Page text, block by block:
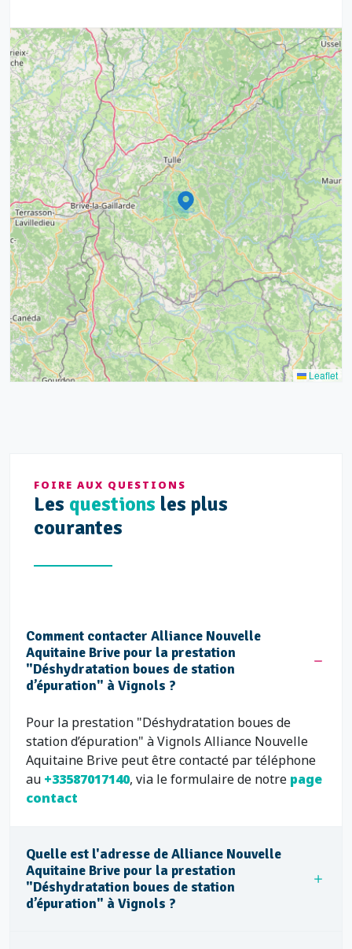
3
5
13
6
9
6
5
6
6
12
7
8
6
7
4
5
20
15
10
8
17
17
Leaflet
FOIRE AUX QUESTIONS
Les questions les plus
courantes
Comment contacter Alliance Nouvelle
Aquitaine Brive pour la prestation
"Déshydratation boues de station
d’épuration" à Vignols ?
Pour la prestation "Déshydratation boues de
station d’épuration" à Vignols Alliance Nouvelle
Aquitaine Brive peut être contacté par téléphone
au +33587017140, via le formulaire de notre page
contact
Quelle est l'adresse de Alliance Nouvelle
Aquitaine Brive pour la prestation
"Déshydratation boues de station
d’épuration" à Vignols ?